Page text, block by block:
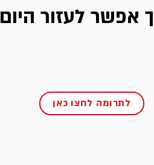
אפשר לעזור היום
לתרומה לחצו כאן